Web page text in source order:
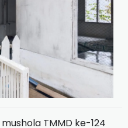
TMMD ke-124